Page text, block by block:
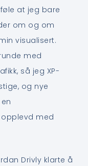
at jeg bare
om og om
visualisert.
med
så jeg XP-
og nye
med
Drivly klarte å